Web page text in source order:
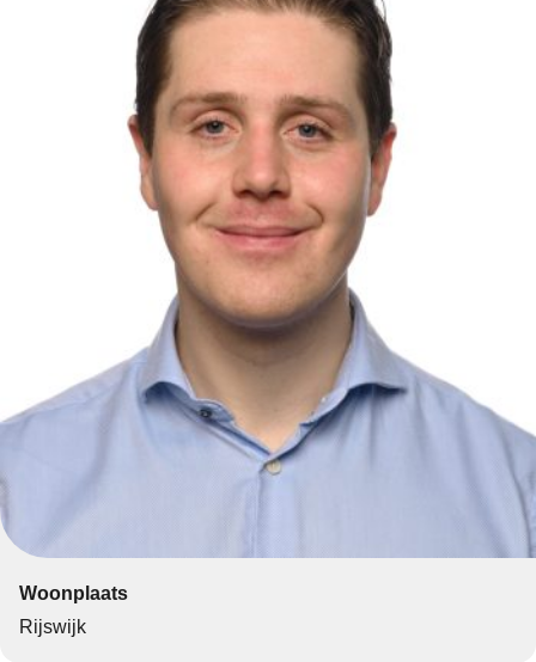
Woonplaats
Rijswijk